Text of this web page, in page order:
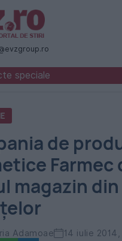
speciale
de
Farmec
magazin
Adamoae 14 iulie 2014,